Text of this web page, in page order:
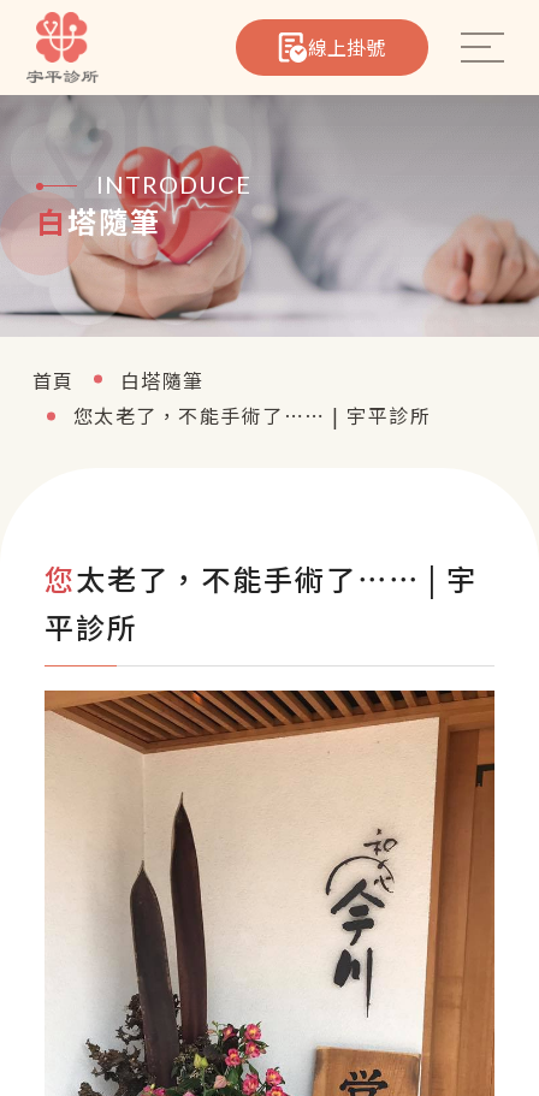
線上掛號
心臟筆記
院所介紹
影音專區
INTRODUCE
白塔隨筆
首頁
白塔隨筆
您太老了，不能手術了⋯⋯ | 宇平診所
您太老了，不能手術了⋯⋯ | 宇
平診所